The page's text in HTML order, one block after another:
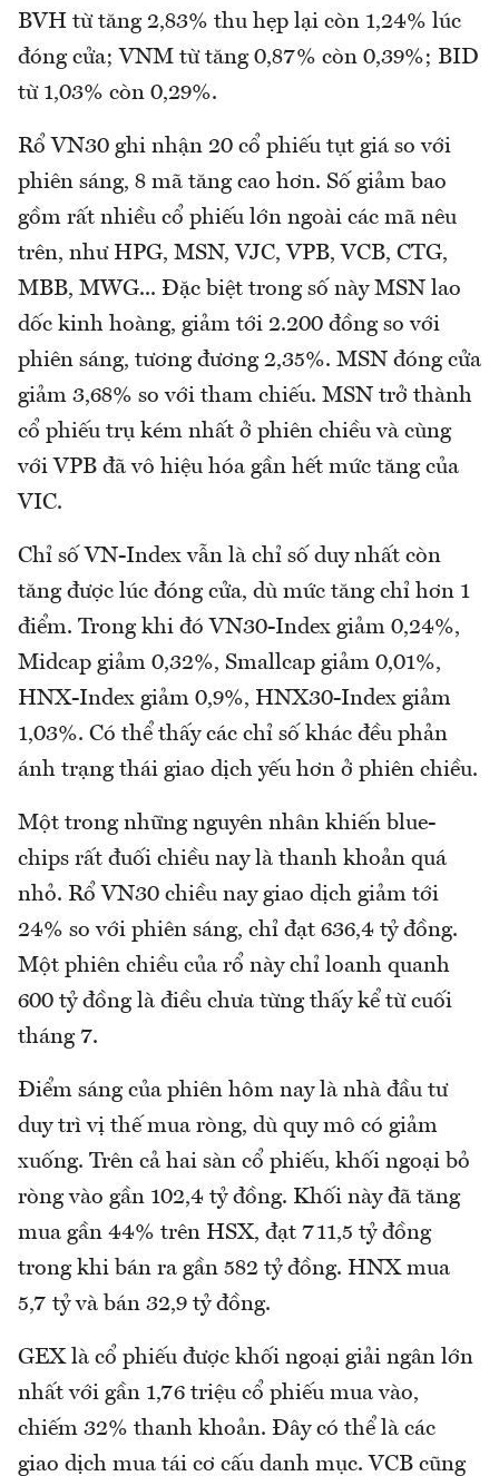
BVH từ tăng 2,83% thu hẹp lại còn 1,24% lúc
đóng cửa; VNM từ tăng 0,87% còn 0,39%; BID
từ 1,03% còn 0,29%.
Rổ VN30 ghi nhận 20 cổ phiếu tụt giá so với
phiên sáng, 8 mã tăng cao hơn. Số giảm bao
gồm rất nhiều cổ phiếu lớn ngoài các mã nêu
trên, như HPG, MSN, VJC, VPB, VCB, CTG,
MBB, MWG... Đặc biệt trong số này MSN lao
dốc kinh hoàng, giảm tới 2.200 đồng so với
phiên sáng, tương đương 2,35%. MSN đóng cửa
giảm 3,68% so với tham chiếu. MSN trở thành
cổ phiếu trụ kém nhất ở phiên chiều và cùng
với VPB đã vô hiệu hóa gần hết mức tăng của
VIC.
Chỉ số VN-Index vẫn là chỉ số duy nhất còn
tăng được lúc đóng cửa, dù mức tăng chỉ hơn 1
điểm. Trong khi đó VN30-Index giảm 0,24%,
Midcap giảm 0,32%, Smallcap giảm 0,01%,
HNX-Index giảm 0,9%, HNX30-Index giảm
1,03%. Có thể thấy các chỉ số khác đều phản
ánh trạng thái giao dịch yếu hơn ở phiên chiều.
Một trong những nguyên nhân khiến blue-
chips rất đuối chiều nay là thanh khoản quá
nhỏ. Rổ VN30 chiều nay giao dịch giảm tới
24% so với phiên sáng, chỉ đạt 636,4 tỷ đồng.
Một phiên chiều của rổ này chỉ loanh quanh
600 tỷ đồng là điều chưa từng thấy kể từ cuối
tháng 7.
Điểm sáng của phiên hôm nay là nhà đầu tư
duy trì vị thế mua ròng, dù quy mô có giảm
xuống. Trên cả hai sàn cổ phiếu, khối ngoại bỏ
ròng vào gần 102,4 tỷ đồng. Khối này đã tăng
mua gần 44% trên HSX, đạt 711,5 tỷ đồng
trong khi bán ra gần 582 tỷ đồng. HNX mua
5,7 tỷ và bán 32,9 tỷ đồng.
GEX là cổ phiếu được khối ngoại giải ngân lớn
nhất với gần 1,76 triệu cổ phiếu mua vào,
chiếm 32% thanh khoản. Đây có thể là các
giao dịch mua tái cơ cấu danh mục. VCB cũng